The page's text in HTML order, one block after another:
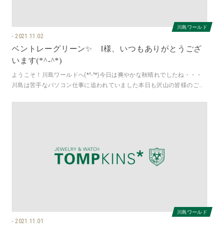
川島ワールド
2021.11.02
ベントレーグリーン✨ I様、いつもありがとうござ
います(*^-^*)
ようこそ！川島ワールドへ(*^-^*)今日は爽やかな秋晴れでしたね・・・
川島は苦手なパソコン仕事に追われていました本日も沢山の皆様のご来
川島ワールド
2021.11.01